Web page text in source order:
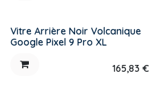
Vitre Arrière Noir Volcanique
Google Pixel 9 Pro XL
165,83 €